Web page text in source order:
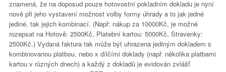
znamená, že na doposud pouze hotovostní pokladním dokladu je nyní
nově při jeho vystavení možnost volby formy úhrady a to jak jedné
jediné, tak jejich kombinací. (Např: nákup za 10000Kč, je možné
rozepsat na Hotově: 2500Kč, Platební kartou: 5000Kč, Stravenky:
2500Kč.) Vydaná faktura tak může být uhrazena jediným dokladem s
kombinovanou platbou, nebo x dílčími doklady (např. několika platbami
kartou v různých dnech) a každý z dokladů je evidován zvlášť